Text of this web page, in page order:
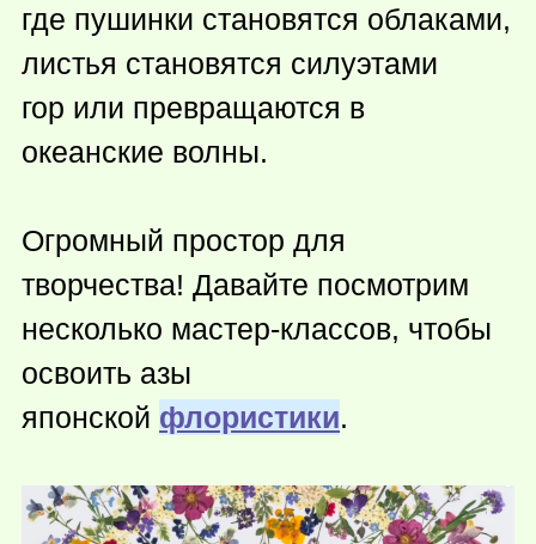
где пушинки становятся облаками,
листья становятся силуэтами
гор или превращаются в
океанские волны.
Огромный простор для
творчества! Давайте посмотрим
несколько мастер-классов, чтобы
освоить азы
японской флористики.